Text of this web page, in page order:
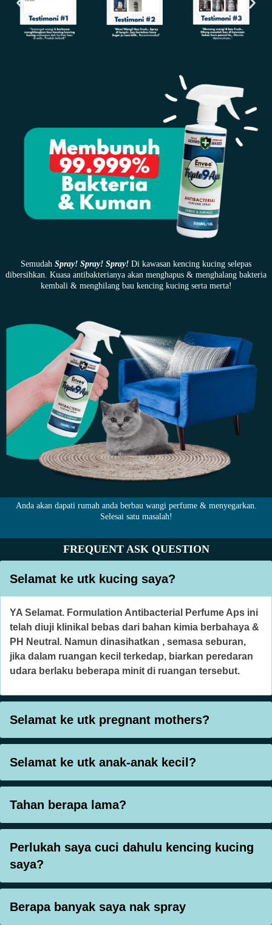
Semudah Spray! Spray! Spray! Di kawasan kencing kucing selepas
dibersihkan. Kuasa antibakterianya akan menghapus & menghalang bakteria
kembali & menghilang bau kencing kucing serta merta!
Anda akan dapati rumah anda berbau wangi perfume & menyegarkan.
Selesai satu masalah!
FREQUENT ASK QUESTION
Selamat ke utk kucing saya?
YA Selamat. Formulation Antibacterial Perfume Aps ini
telah diuji klinikal bebas dari bahan kimia berbahaya &
PH Neutral. Namun dinasihatkan , semasa seburan,
jika dalam ruangan kecil terkedap, biarkan peredaran
udara berlaku beberapa minit di ruangan tersebut.
Selamat ke utk pregnant mothers?
Selamat ke utk anak-anak kecil?
Tahan berapa lama?
Perlukah saya cuci dahulu kencing kucing
saya?
Berapa banyak saya nak spray